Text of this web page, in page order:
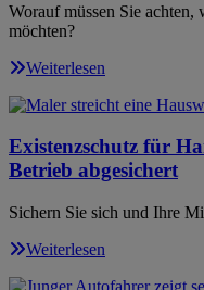
Worauf müssen Sie
möchten?
Weiterlesen
Existenzschutz für
Betrieb abgesichert
Sichern Sie sich und Ihre
Weiterlesen